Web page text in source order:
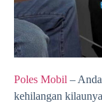
Poles Mobil –
kehilangan